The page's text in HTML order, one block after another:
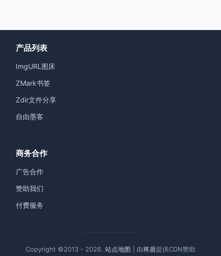
产品列表
ImgURL图床
ZMark书签
Zdir文件分享
自由墨客
商务合作
广告合作
赞助我们
付费服务
Copyright ©2013 - 2026. 站点地图 | 由将盾提供CDN赞助